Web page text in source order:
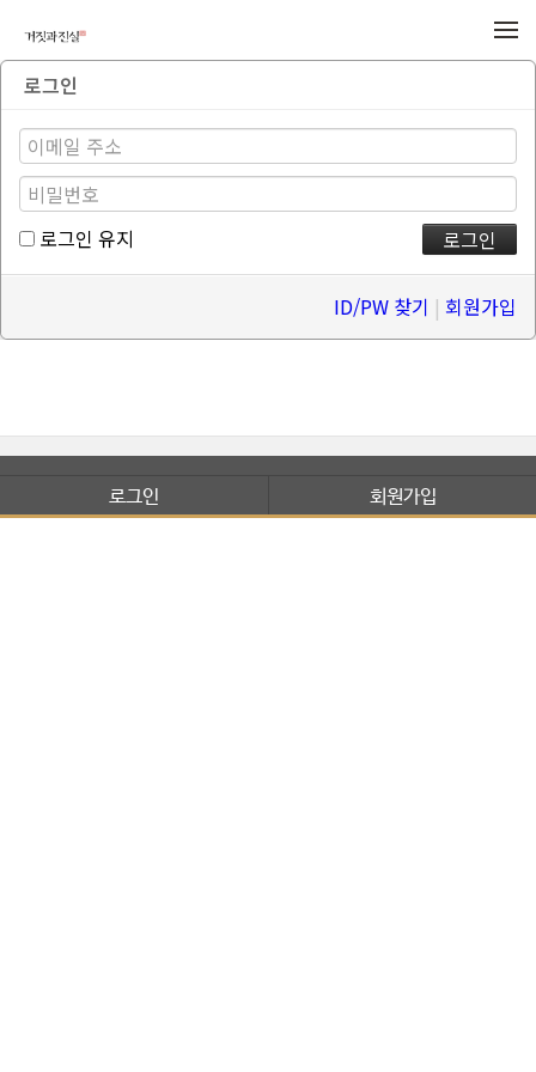
로그인
로그인 유지
ID/PW 찾기 | 회원가입
로그인 회원가입